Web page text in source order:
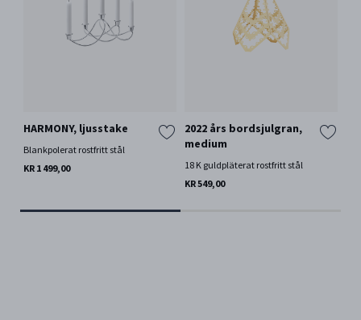
HARMONY, ljusstake
Blankpolerat rostfritt stål
KR 1 499,00
2022 års bordsjulgran,
medium
18 K guldpläterat rostfritt stål
KR 549,00